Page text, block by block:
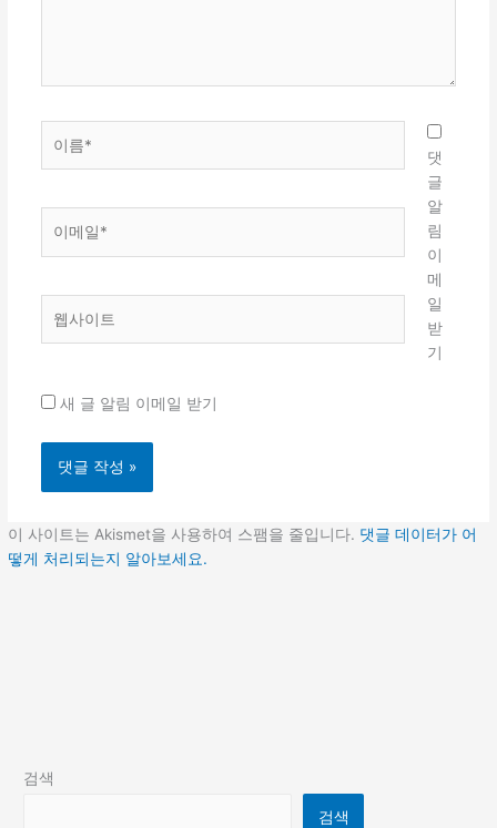
*
댓
글
알
림
이
메
일
받
기
새 글 알림 이메일 받기
이 사이트는 Akismet을 사용하여 스팸을 줄입니다. 댓글 데이터가 어
떻게 처리되는지 알아보세요.
검색
검색